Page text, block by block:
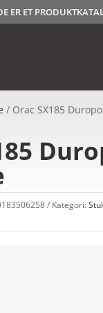
ER ET
/ Orac SX185
Kategori: